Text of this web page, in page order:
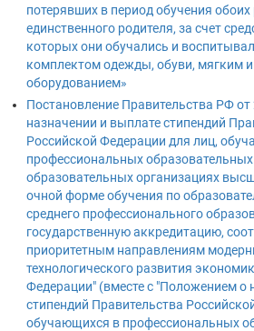
потерявших в период обучения обоих
единственного родителя, за счет
которых они обучались и
комплектом одежды, обуви, мягким
оборудованием»
Постановление Правительства РФ
назначении и выплате стипендий
Российской Федерации для лиц,
профессиональных образовательных
образовательных организациях
очной форме обучения по
среднего профессионального
государственную аккредитацию,
приоритетным направлениям
технологического развития
Федерации" (вместе с "Положением о
стипендий Правительства
обучающихся в профессиональных